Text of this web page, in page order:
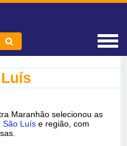
Maranhão selecionou as
São Luís e região, com